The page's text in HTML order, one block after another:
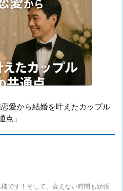
恋愛から結婚を叶えたカップル
点」
です！そして、会えない時間も頑張